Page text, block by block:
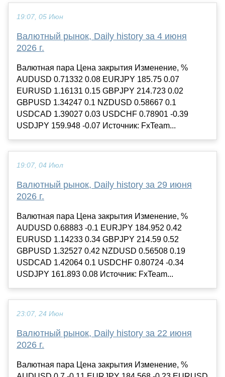
19:07, 05 Июн
Валютный рынок, Daily history за 4 июня
2026 г.
Валютная пара Цена закрытия Изменение, %
AUDUSD 0.71332 0.08 EURJPY 185.75 0.07
EURUSD 1.16131 0.15 GBPJPY 214.723 0.02
GBPUSD 1.34247 0.1 NZDUSD 0.58667 0.1
USDCAD 1.39027 0.03 USDCHF 0.78901 -0.39
USDJPY 159.948 -0.07 Источник: FxTeam...
19:07, 04 Июл
Валютный рынок, Daily history за 29 июня
2026 г.
Валютная пара Цена закрытия Изменение, %
AUDUSD 0.68883 -0.1 EURJPY 184.952 0.42
EURUSD 1.14233 0.34 GBPJPY 214.59 0.52
GBPUSD 1.32527 0.42 NZDUSD 0.56508 0.19
USDCAD 1.42064 0.1 USDCHF 0.80724 -0.34
USDJPY 161.893 0.08 Источник: FxTeam...
23:07, 24 Июн
Валютный рынок, Daily history за 22 июня
2026 г.
Валютная пара Цена закрытия Изменение, %